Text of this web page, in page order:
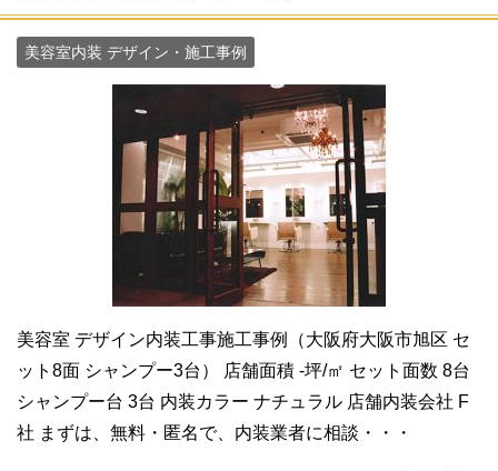
美容室内装 デザイン・施工事例
美容室 デザイン内装工事施工事例（大阪府大阪市旭区 セ
ット8面 シャンプー3台） 店舗面積 -坪/㎡ セット面数 8台
シャンプー台 3台 内装カラー ナチュラル 店舗内装会社 F
社 まずは、無料・匿名で、内装業者に相談・・・